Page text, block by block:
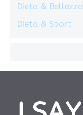
Dieta & Bellezza
Dieta & Sport